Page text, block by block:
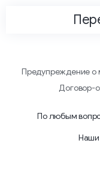
Предупреждение о
Договор-
По любым
Наши